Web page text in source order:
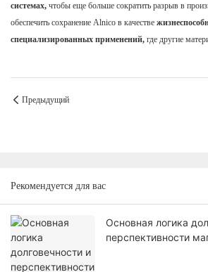
системах, чтобы еще больше сократить разрыв в
обеспечить сохранение Alnico в качестве
специализированных применений, где другие
Предыдущий
Рекомендуется для вас
Основная логика
перспективности